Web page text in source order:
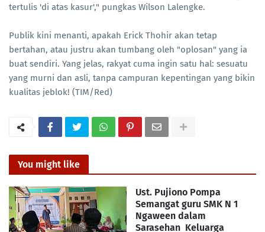
tertulis 'di atas kasur'," pungkas Wilson Lalengke.
Publik kini menanti, apakah Erick Thohir akan tetap
bertahan, atau justru akan tumbang oleh "oplosan" yang ia
buat sendiri. Yang jelas, rakyat cuma ingin satu hal: sesuatu
yang murni dan asli, tanpa campuran kepentingan yang bikin
kualitas jeblok! (TIM/Red)
You might like
Ust. Pujiono Pompa
Semangat guru SMK N 1
Ngaween dalam
Sarasehan Keluarga